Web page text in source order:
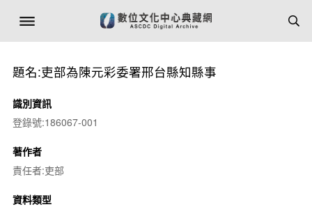
題名:吏部為陳元彩委署邢台縣知縣事
識別資訊
登錄號:186067-001
著作者
責任者:吏部
資料類型